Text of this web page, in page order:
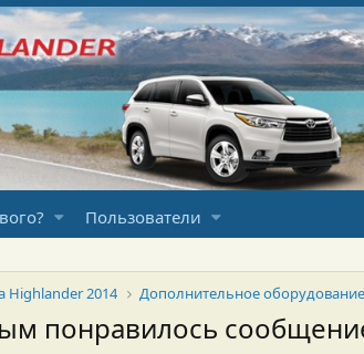
Пользователи
Highlander 2014 Дополнительное оборудование
понравилось